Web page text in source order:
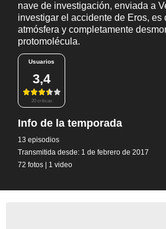
nave de investigación, enviada a
investigar el accidente de Eros, es
atmósfera y completamente
protomolécula.
Usuarios
3,4
20 críticas
Info de la temporada
13 episodios
Transmitida desde: 1 de febrero de 2017
72 fotos | 1 video